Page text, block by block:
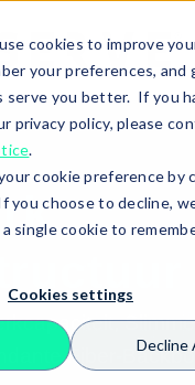
cookies to improve
your preferences, and
serve you better. If you
privacy policy, please
.
cookie preference by
you choose to decline,
single cookie to
Cookies settings
Decline
Slimme
Fiber-